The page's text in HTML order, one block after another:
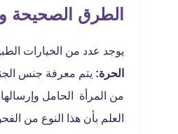
الطرق الصحيحة
يوجد عدد من الخيارات
الحرة:
العلم بأن هذا النوع من